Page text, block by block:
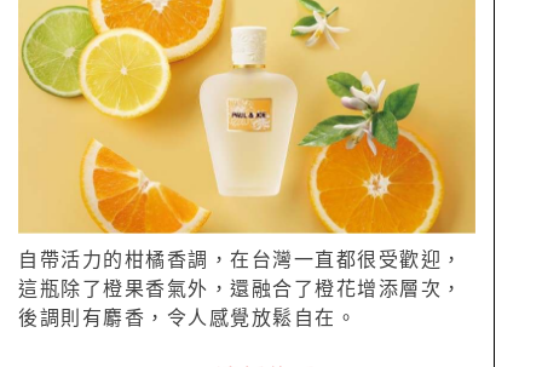
自帶活力的柑橘香調，在台灣一直都很受歡迎，
這瓶除了橙果香氣外，還融合了橙花增添層次，
後調則有麝香，令人感覺放鬆自在。